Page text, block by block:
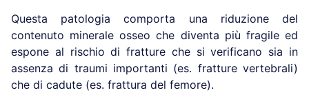
Questa patologia comporta una riduzione del
contenuto minerale osseo che diventa più fragile ed
espone al rischio di fratture che si verificano sia in
assenza di traumi importanti (es. fratture vertebrali)
che di cadute (es. frattura del femore).